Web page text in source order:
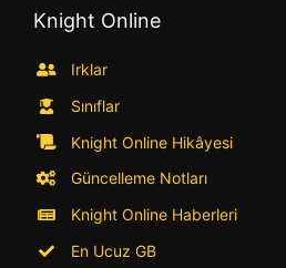
Knight Online
Irklar
Sınıflar
Knight Online Hikâyesi
Güncelleme Notları
Knight Online Haberleri
En Ucuz GB